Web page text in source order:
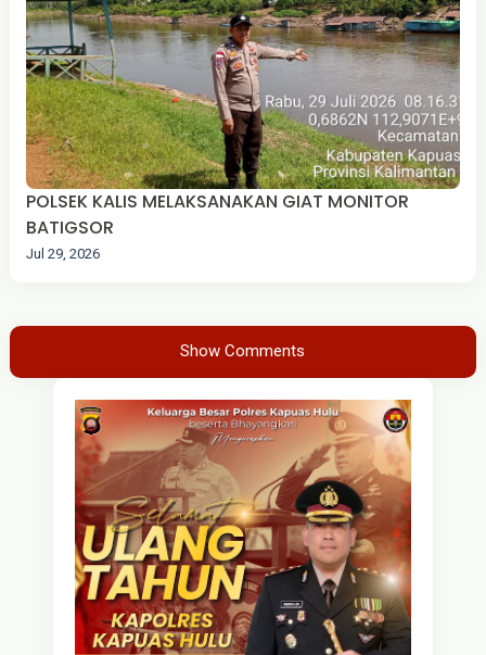
POLSEK KALIS MELAKSANAKAN GIAT MONITOR
BATIGSOR
Jul 29, 2026
Show Comments